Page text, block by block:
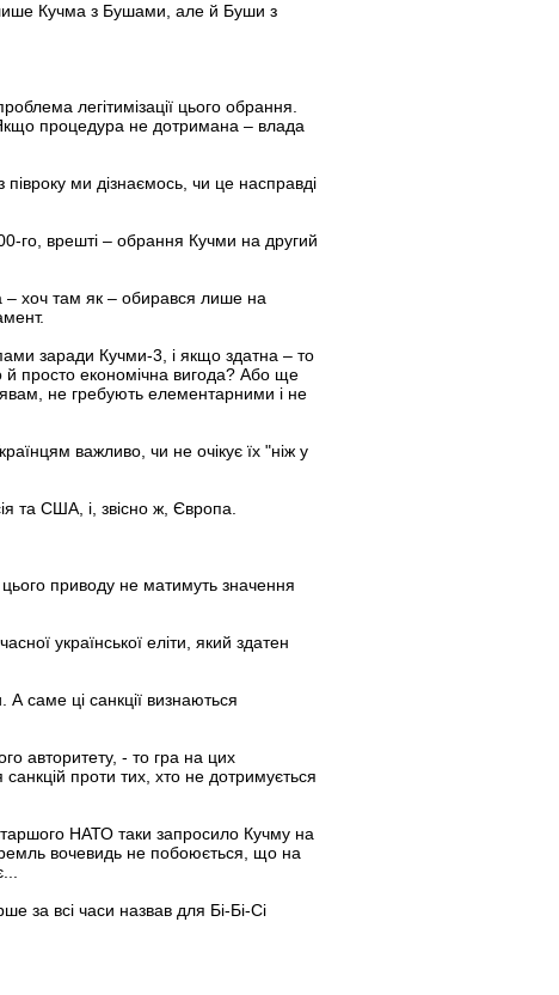
Кучма з Бушами, але й Буши з
легітимізації цього обрання.
процедура не дотримана – влада
ми дізнаємось, чи це насправді
го, врешті – обрання Кучми на другий
– хоч там як – обирався лише на
заради Кучми-3, і якщо здатна – то
й просто економічна вигода? Або ще
не гребують елементарними і не
важливо, чи не очікує їх "ніж у
та США, і, звісно ж, Європа.
приводу не матимуть значення
української еліти, який здатен
саме ці санкції визнаються
авторитету, - то гра на цих
проти тих, хто не дотримується
НАТО таки запросило Кучму на
вочевидь не побоюється, що на
за всі часи назвав для Бі-Бі-Сі